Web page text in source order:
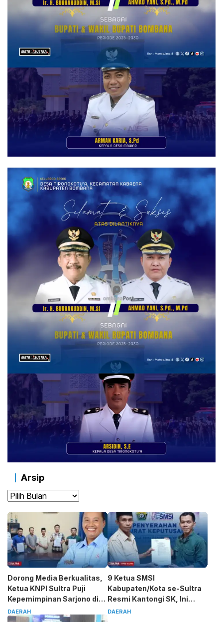
Arsip
Dorong Media Berkualitas,
Ketua KNPI Sultra Puji
Kepemimpinan Sarjono di
SMSI
DAERAH
9 Ketua SMSI
Kabupaten/Kota se-Sultra
Resmi Kantongi SK, Ini
Pesan Tegas Sarjono
DAERAH